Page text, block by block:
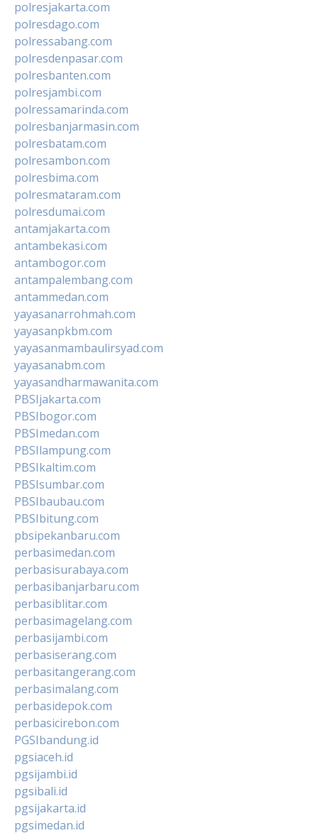
polresjakarta.com
polresdago.com
polressabang.com
polresdenpasar.com
polresbanten.com
polresjambi.com
polressamarinda.com
polresbanjarmasin.com
polresbatam.com
polresambon.com
polresbima.com
polresmataram.com
polresdumai.com
antamjakarta.com
antambekasi.com
antambogor.com
antampalembang.com
antammedan.com
yayasanarrohmah.com
yayasanpkbm.com
yayasanmambaulirsyad.com
yayasanabm.com
yayasandharmawanita.com
PBSIjakarta.com
PBSIbogor.com
PBSImedan.com
PBSIlampung.com
PBSIkaltim.com
PBSIsumbar.com
PBSIbaubau.com
PBSIbitung.com
pbsipekanbaru.com
perbasimedan.com
perbasisurabaya.com
perbasibanjarbaru.com
perbasiblitar.com
perbasimagelang.com
perbasijambi.com
perbasiserang.com
perbasitangerang.com
perbasimalang.com
perbasidepok.com
perbasicirebon.com
PGSIbandung.id
pgsiaceh.id
pgsijambi.id
pgsibali.id
pgsijakarta.id
pgsimedan.id